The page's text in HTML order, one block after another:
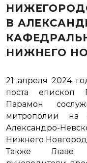
В
НИЖНЕГО
21 апреля 2024
поста епископ
Парамон
митрополии на
Александро-
Нижнего
Также Главе